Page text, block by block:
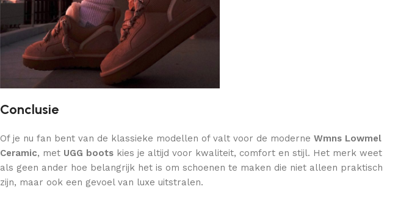
Conclusie
Of je nu fan bent van de klassieke modellen of valt voor de moderne Wmns Lowmel
Ceramic, met UGG boots kies je altijd voor kwaliteit, comfort en stijl. Het merk weet
als geen ander hoe belangrijk het is om schoenen te maken die niet alleen praktisch
zijn, maar ook een gevoel van luxe uitstralen.